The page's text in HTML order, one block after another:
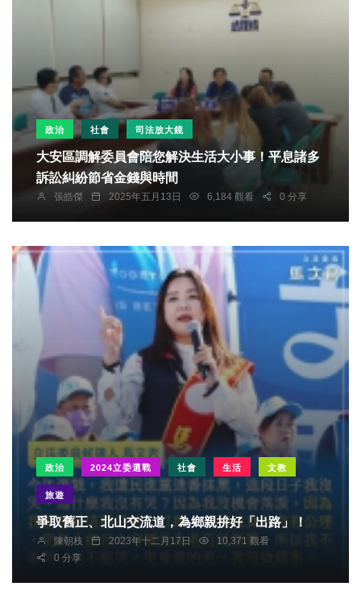
政治 社會 司法放大鏡
大安區調解委員會陪您解決生活大小事！平息諸多
訴訟糾紛節省金錢與時間
張皓傑 2025年五月13日 6,184 觀看 0 分享
政治 2024立委選戰 社會 生活 文教
旅遊
爭取舊正、北山交流道，為鄉親拚好「出路」！
陳朝枝 2023年十二月17日
10,371 觀看
0 分享